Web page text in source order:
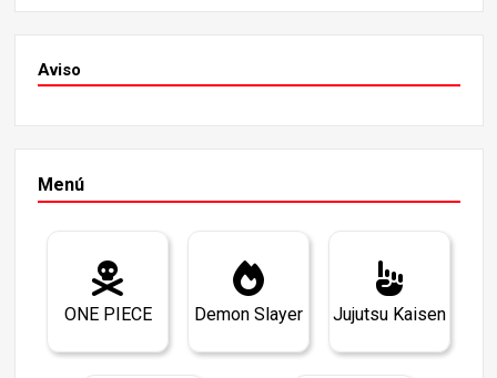
Aviso
Menú
ONE PIECE Demon Slayer Jujutsu Kaisen